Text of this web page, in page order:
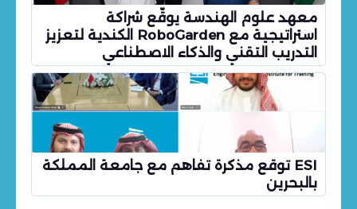
معهد علوم الهندسة يوقّع شراكة
استراتيجية مع RoboGarden الكندية لتعزيز
التدريب التقني والذكاء الاصطناعي
ESI توقع مذكرة تفاهم مع جامعة المملكة
بالبحرين